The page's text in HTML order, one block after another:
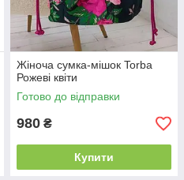
Жіноча сумка-мішок Torba
Рожеві квіти
Готово до відправки
980 ₴
Купити